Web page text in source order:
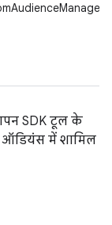
SDK टूल के
ऑडियंस में शामिल